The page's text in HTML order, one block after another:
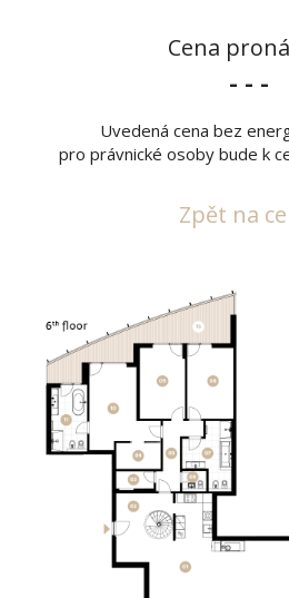
Cena
- - -
Uvedená cena bez
pro právnické osoby bude k
Zpět na